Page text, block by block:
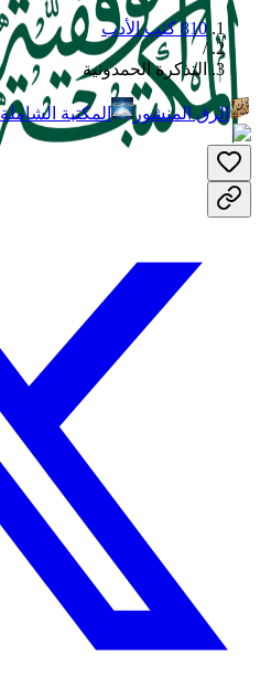
810 كتب الأدب
/
التذكرة الحمدونية
الرق المنشور المكتبة الشاملة